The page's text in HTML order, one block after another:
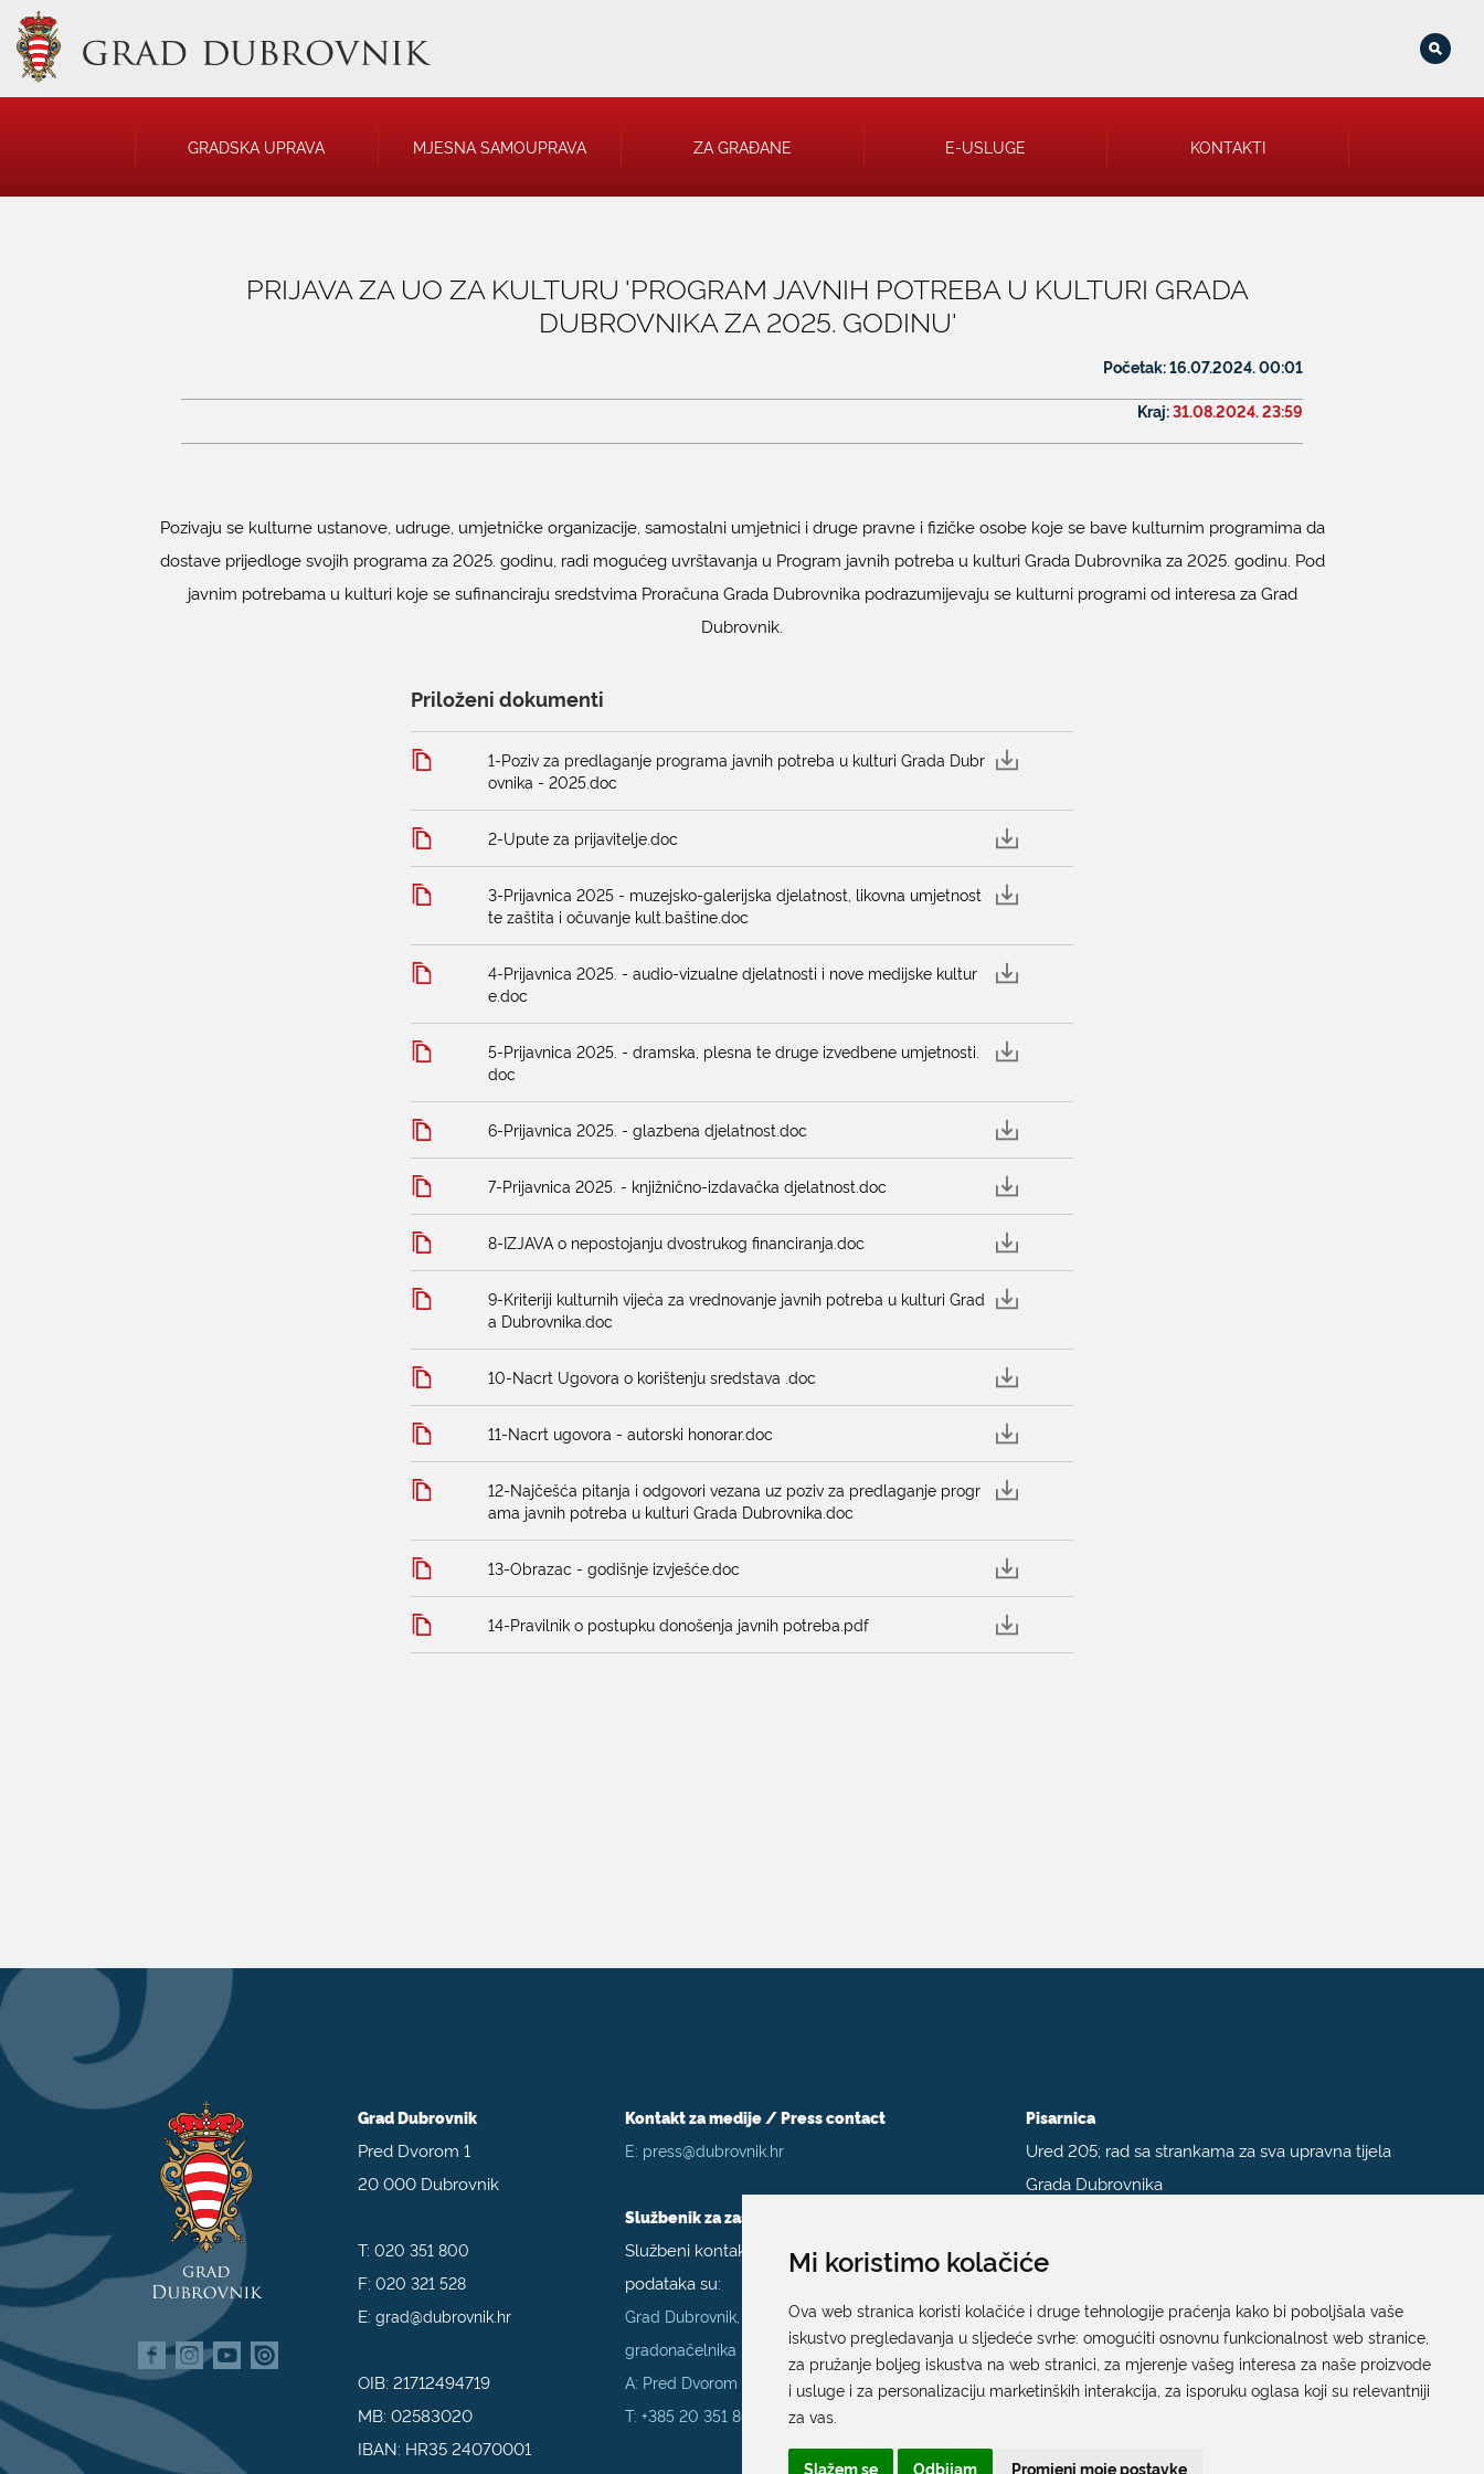
Mi koristimo kolačiće
Ova web stranica koristi kolačiće i druge tehnologije praćenja kako bi poboljšala vaše
iskustvo pregledavanja u sljedeće svrhe: omogućiti osnovnu funkcionalnost web stranice
za pružanje boljeg iskustva na web stranici za mjerenje vašeg interesa za naše proizvode
i usluge i za personalizaciju marketinških interakcija za isporuku oglasa koji su relevantniji
za vas
Slažem se Odbijam Promjeni moje postavke
GRADSKA UPRAVA MJESNA SAMOUPRAVA ZA GRAĐANE E-USLUGE KONTAKTI
PRIJAVA ZA UO ZA KULTURU 'PROGRAM JAVNIH POTREBA U KULTURI GRADA
DUBROVNIKA ZA 2025. GODINU'
Početak:16.07.2024. 00:01
Kraj:31.08.2024. 23:59
Pozivaju se kulturne ustanove, udruge, umjetničke organizacije, samostalni umjetnici i druge pravne i fizičke osobe koje se bave kulturnim programima da
dostave prijedloge svojih programa za 2025. godinu, radi mogućeg uvrštavanja u Program javnih potreba u kulturi Grada Dubrovnika za 2025. godinu. Pod
javnim potrebama u kulturi koje se sufinanciraju sredstvima Proračuna Grada Dubrovnika podrazumijevaju se kulturni programi od interesa za Grad
Dubrovnik.
Priloženi dokumenti
1-Poziv za predlaganje programa javnih potreba u kulturi Grada Dubr
ovnika - 2025.doc
2-Upute za prijavitelje.doc
3-Prijavnica 2025 - muzejsko-galerijska djelatnost, likovna umjetnost
te zaštita i očuvanje kult.baštine.doc
4-Prijavnica 2025. - audio-vizualne djelatnosti i nove medijske kultur
e.doc
5-Prijavnica 2025. - dramska, plesna te druge izvedbene umjetnosti.
doc
6-Prijavnica 2025. - glazbena djelatnost.doc
7-Prijavnica 2025. - knjižnično-izdavačka djelatnost.doc
8-IZJAVA o nepostojanju dvostrukog financiranja.doc
9-Kriteriji kulturnih vijeća za vrednovanje javnih potreba u kulturi Grad
a Dubrovnika.doc
10-Nacrt Ugovora o korištenju sredstava .doc
11-Nacrt ugovora - autorski honorar.doc
12-Najčešća pitanja i odgovori vezana uz poziv za predlaganje progr
ama javnih potreba u kulturi Grada Dubrovnika.doc
13-Obrazac - godišnje izvješće.doc
14-Pravilnik o postupku donošenja javnih potreba.pdf
Grad Dubrovnik
Pred Dvorom 1
20 000 Dubrovnik
T:020 351 800
F:020 321 528
E:grad@dubrovnik.hr
OIB: 21712494719
MB: 02583020
IBAN: HR35 24070001
Kontakt za medije / Press contact
E: press@dubrovnik.hr
Službenik za zaštitu podataka
Službeni kontakt podaci službenika za zaštitu
podataka su:
Grad Dubrovnik, Upravni odjel za poslove
gradonačelnika
A: Pred Dvorom 1; E:
szop@dubrovnik.hr
T:+385 20 351 800
Pisarnica
Ured 205; rad sa strankama za sva upravna tijela
Grada Dubrovnika
Radno vrijeme sa strankama:
T:+385 20 351 879